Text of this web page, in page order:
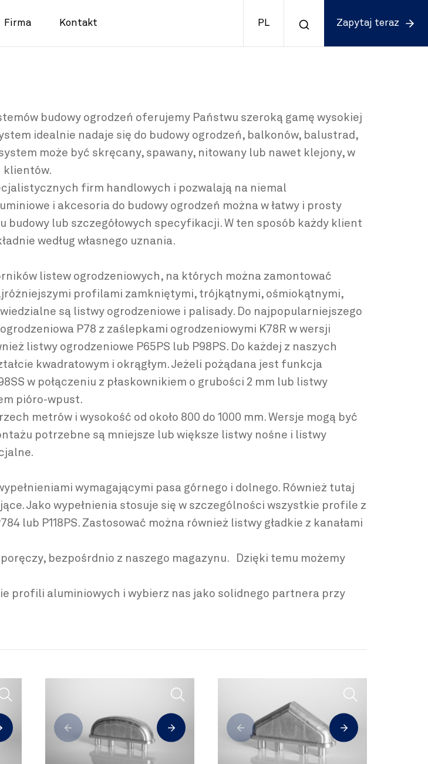
Firma Kontakt PL Zapytaj teraz
budowy ogrodzeń oferujemy Państwu szeroką gamę wysokiej
idealnie nadaje się do budowy ogrodzeń, balkonów, balustrad,
może być skręcany, spawany, nitowany lub nawet klejony, w
klientów.
firm handlowych i pozwalają na niemal
i akcesoria do budowy ogrodzeń można w łatwy i prosty
budowy lub szczegółowych specyfikacji. W ten sposób każdy klient
według własnego uznania.
listew ogrodzeniowych, na których można zamontować
profilami zamkniętymi, trójkątnymi, ośmiokątnymi,
są listwy ogrodzeniowe i palisady. Do najpopularniejszego
P78 z zaślepkami ogrodzeniowymi K78R w wersji
listwy ogrodzeniowe P65PS lub P98PS. Do każdej z naszych
kwadratowym i okrągłym. Jeżeli pożądana jest funkcja
w połączeniu z płaskownikiem o grubości 2 mm lub listwy
pióro-wpust.
metrów i wysokość od około 800 do 1000 mm. Wersje mogą być
potrzebne są mniejsze lub większe listwy nośne i listwy
wymagającymi pasa górnego i dolnego. Również tutaj
Jako wypełnienia stosuje się w szczególności wszystkie profile z
lub P118PS. Zastosować można również listwy gładkie z kanałami
bezpośrdnio z naszego magazynu. Dzięki temu możemy
profili aluminiowych i wybierz nas jako solidnego partnera przy